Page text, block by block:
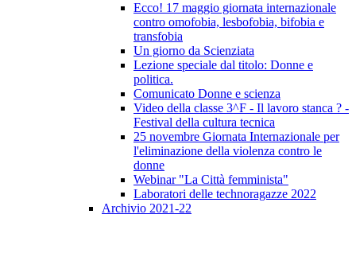
Ecco! 17 maggio giornata internazionale
contro omofobia, lesbofobia, bifobia e
transfobia
Un giorno da Scienziata
Lezione speciale dal titolo: Donne e
politica.
Comunicato Donne e scienza
Video della classe 3^F - Il lavoro stanca ? -
Festival della cultura tecnica
25 novembre Giornata Internazionale per
l'eliminazione della violenza contro le
donne
Webinar "La Città femminista"
Laboratori delle technoragazze 2022
Archivio 2021-22